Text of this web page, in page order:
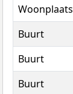
Woonplaats
Buurt
Buurt
Buurt